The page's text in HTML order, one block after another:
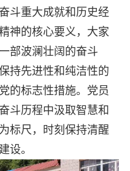
斗重大成就和历史经
神的核心要义，大家
部波澜壮阔的奋斗
持先进性和纯洁性的
的标志性措施。党员
斗历程中汲取智慧和
标尺，时刻保持清醒
设。​